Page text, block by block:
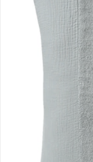
Filialen & Beratung
Unternehmen
Sicher & flexibel